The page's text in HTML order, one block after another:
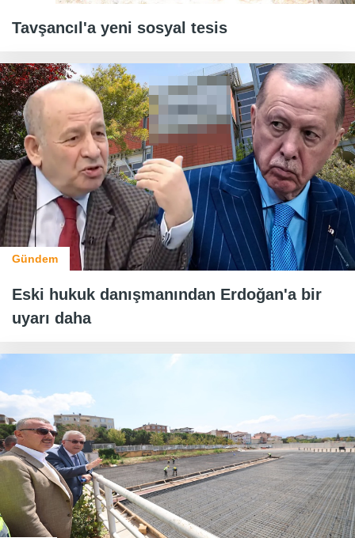
Tavşancıl'a yeni sosyal tesis
Gündem
Eski hukuk danışmanından Erdoğan'a bir
uyarı daha